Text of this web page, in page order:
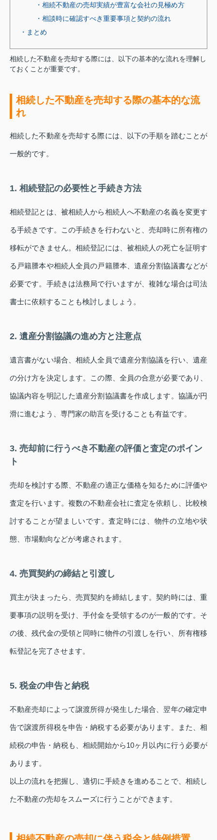
・相続不動産の売却実績が豊富な会社の見極め方
・相談時に確認すべき重要事項と契約の流れ
・まとめ
相続した不動産を売却する際には、以下の基本的な流れを理解し
ておくことが重要です。
相続した不動産を売却する際の基本的な流
れ
相続した不動産を売却する際には、以下の手順を踏むことが
一般的です。
1. 相続登記の必要性と手続き方法
相続登記とは、被相続人から相続人へ不動産の名義を変更す
る手続きです。この手続きを行わないと、売却時に所有権の
移転ができません。相続登記には、被相続人の死亡を証明す
る戸籍謄本や相続人全員の戸籍謄本、遺産分割協議書などが
必要です。手続きは法務局で行いますが、複雑な場合は司法
書士に依頼することも検討しましょう。
2. 遺産分割協議の進め方と注意点
遺言書がない場合、相続人全員で遺産分割協議を行い、遺産
の分け方を決定します。この際、全員の合意が必要であり、
協議内容を明記した遺産分割協議書を作成します。協議が円
滑に進むよう、専門家の助言を受けることも有益です。
3. 売却前に行うべき不動産の評価と査定のポイン
ト
売却を検討する際、不動産の適正な価格を知るために評価や
査定を行います。複数の不動産会社に査定を依頼し、比較検
討することが望ましいです。査定時には、物件の立地や状
態、市場動向などが考慮されます。
4. 売買契約の締結と引渡し
買主が決まったら、売買契約を締結します。契約時には、重
要事項の説明を受け、手付金を受領するのが一般的です。そ
の後、残代金の受領と同時に物件の引渡しを行い、所有権移
転登記を完了させます。
5. 税金の申告と納税
不動産売却によって譲渡所得が発生した場合、翌年の確定申
告で譲渡所得税を申告・納税する必要があります。また、相
続税の申告・納税も、相続開始から10ヶ月以内に行う必要が
あります。
以上の流れを把握し、適切に手続きを進めることで、相続し
た不動産の売却をスムーズに行うことができます。